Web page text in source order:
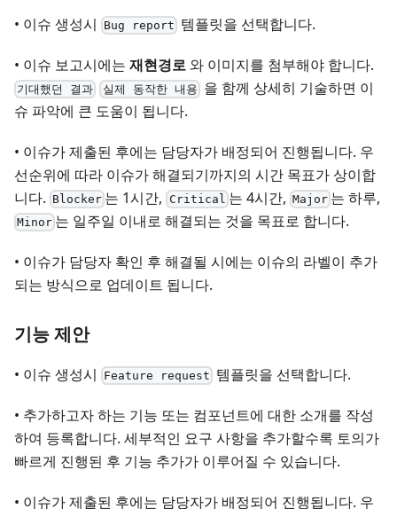
• 이슈 생성시 Bug report 템플릿을 선택합니다.
• 이슈 보고시에는 재현경로 와 이미지를 첨부해야 합니다.
기대했던 결과 실제 동작한 내용 을 함께 상세히 기술하면 이
슈 파악에 큰 도움이 됩니다.
• 이슈가 제출된 후에는 담당자가 배정되어 진행됩니다. 우
선순위에 따라 이슈가 해결되기까지의 시간 목표가 상이합
니다. Blocker 는 1시간, Critical 는 4시간, Major 는 하루,
Minor 는 일주일 이내로 해결되는 것을 목표로 합니다.
• 이슈가 담당자 확인 후 해결될 시에는 이슈의 라벨이 추가
되는 방식으로 업데이트 됩니다.
기능 제안
• 이슈 생성시 Feature request 템플릿을 선택합니다.
• 추가하고자 하는 기능 또는 컴포넌트에 대한 소개를 작성
하여 등록합니다. 세부적인 요구 사항을 추가할수록 토의가
빠르게 진행된 후 기능 추가가 이루어질 수 있습니다.
• 이슈가 제출된 후에는 담당자가 배정되어 진행됩니다. 우